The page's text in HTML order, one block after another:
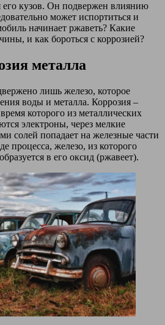
кузов. Он подвержен влиянию
может испортиться и
начинает ржаветь? Какие
и как бороться с коррозией?
металла
лишь железо, которое
воды и металла. Коррозия –
которого из металлических
электроны, через мелкие
солей попадает на железные части
процесса, железо, из которого
в его оксид (ржавеет).